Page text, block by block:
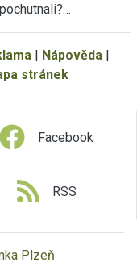
| Nápověda|
stránek
Facebook
RSS
Plzeň